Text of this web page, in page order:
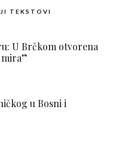
TEKSTOVI
U Brčkom otvorena
mira”
u Bosni i